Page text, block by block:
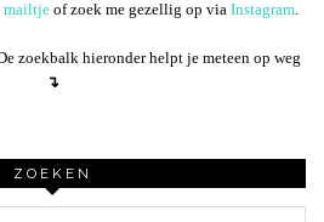
mailtje of zoek me gezellig op via Instagram
zoekbalk hieronder helpt je meteen op weg
↴
ZOEKEN